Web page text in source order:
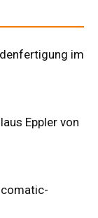
im
Eppler von